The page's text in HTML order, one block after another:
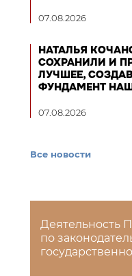
07.08.2026
НАТАЛЬЯ
СОХРАНИЛИ И
ЛУЧШЕЕ,
ФУНДАМЕНТ
07.08.2026
Все новости
Деятельность
по